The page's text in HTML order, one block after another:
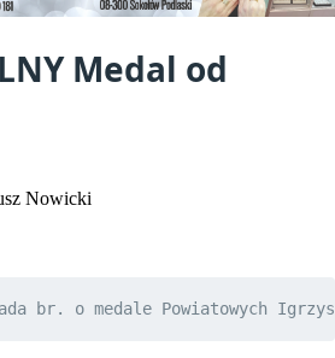
Medal od
Nowicki
br. o medale Powiatowych